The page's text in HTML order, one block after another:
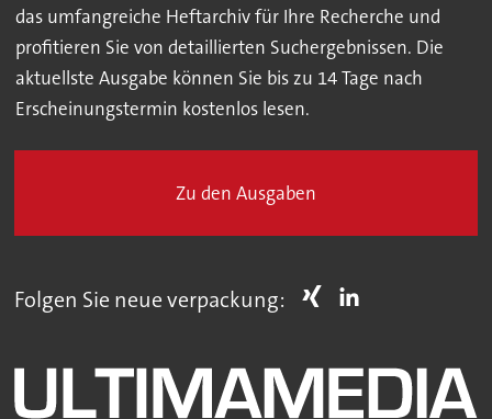
das umfangreiche Heftarchiv für Ihre Recherche und
profitieren Sie von detaillierten Suchergebnissen. Die
aktuellste Ausgabe können Sie bis zu 14 Tage nach
Erscheinungstermin kostenlos lesen.
Zu den Ausgaben
Folgen Sie neue verpackung: